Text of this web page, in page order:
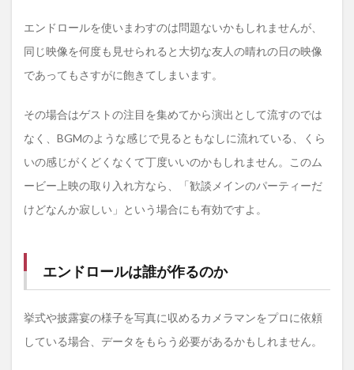
エンドロールを使いまわすのは問題ないかもしれませんが、
同じ映像を何度も見せられると大切な友人の晴れの日の映像
であってもさすがに飽きてしまいます。
その場合はゲストの注目を集めてから演出として流すのでは
なく、BGMのような感じで見るともなしに流れている、くら
いの感じがくどくなくて丁度いいのかもしれません。このム
ービー上映の取り入れ方なら、「歓談メインのパーティーだ
けどなんか寂しい」という場合にも有効ですよ。
エンドロールは誰が作るのか
挙式や披露宴の様子を写真に収めるカメラマンをプロに依頼
している場合、データをもらう必要があるかもしれません。